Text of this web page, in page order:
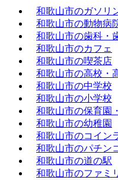
和歌山市のガソリ
和歌山市の動物病
和歌山市の歯科・
和歌山市のカフェ
和歌山市の喫茶店
和歌山市の高校・
和歌山市の中学校
和歌山市の小学校
和歌山市の保育園
和歌山市の幼稚園
和歌山市のコイン
和歌山市のパチン
和歌山市の道の駅
和歌山市のファミ